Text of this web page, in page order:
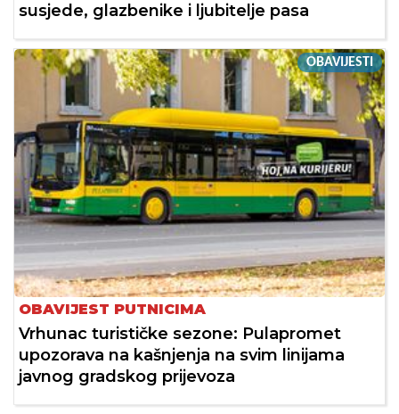
susjede, glazbenike i ljubitelje pasa
OBAVIJESTI
OBAVIJEST PUTNICIMA
Vrhunac turističke sezone: Pulapromet
upozorava na kašnjenja na svim linijama
javnog gradskog prijevoza